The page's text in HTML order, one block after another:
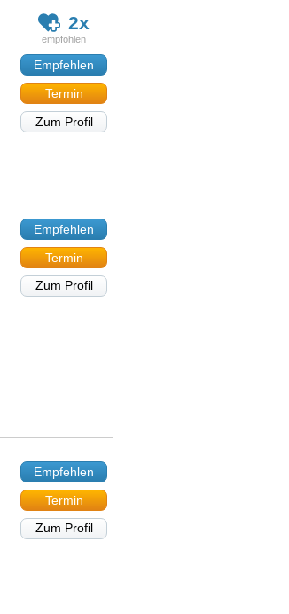
2x
Empfehlen
Termin
Zum Profil
Empfehlen
Termin
Zum Profil
Empfehlen
Termin
Zum Profil